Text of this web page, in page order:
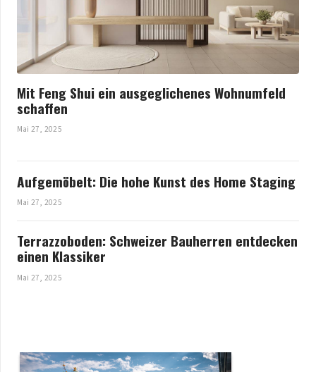
Mit Feng Shui ein ausgeglichenes Wohnumfeld
schaffen
Mai 27, 2025
Aufgemöbelt: Die hohe Kunst des Home Staging
Mai 27, 2025
Terrazzoboden: Schweizer Bauherren entdecken
einen Klassiker
Mai 27, 2025